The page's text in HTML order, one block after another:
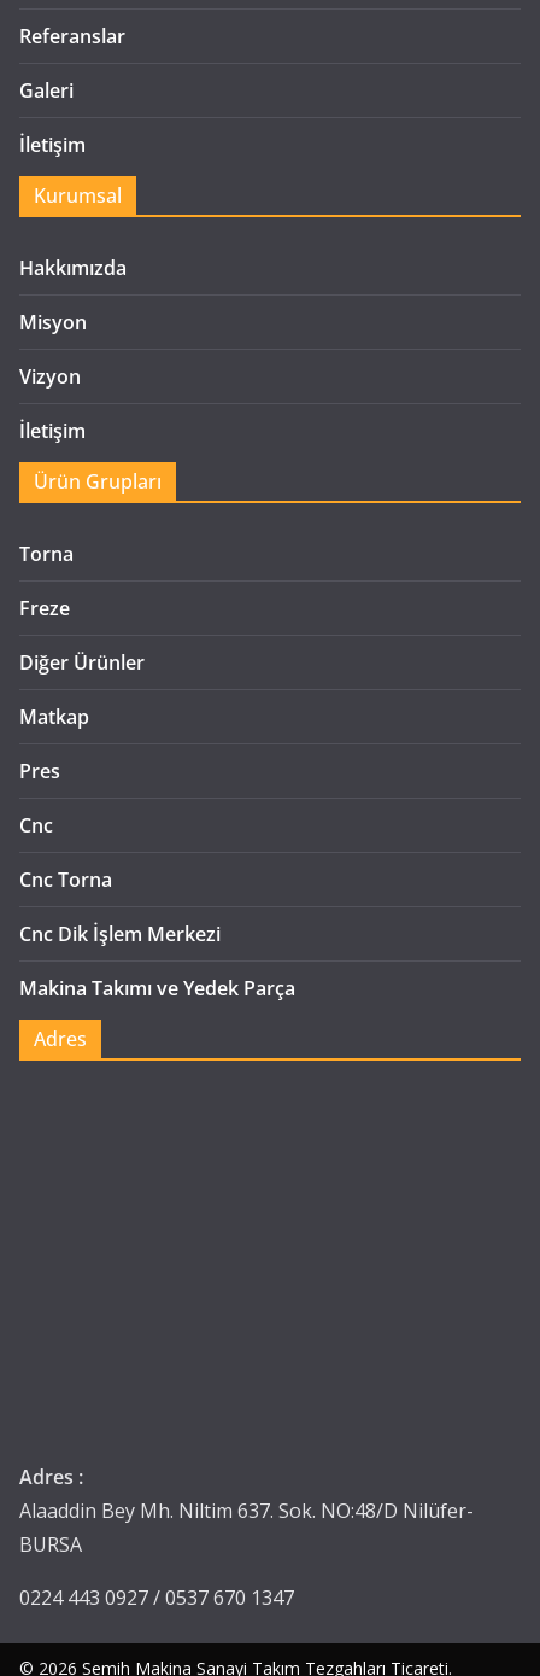
Referanslar
Galeri
İletişim
Kurumsal
Hakkımızda
Misyon
Vizyon
İletişim
Ürün Grupları
Torna
Freze
Diğer Ürünler
Matkap
Pres
Cnc
Cnc Torna
Cnc Dik İşlem Merkezi
Makina Takımı ve Yedek Parça
Adres
Adres :
Alaaddin Bey Mh. Niltim 637. Sok. NO:48/D Nilüfer-
BURSA
0224 443 0927 / 0537 670 1347
© 2026 Semih Makina Sanayi Takım Tezgahları Ticareti.